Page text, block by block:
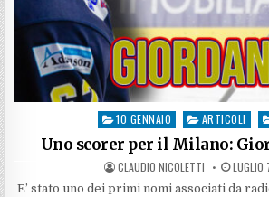
Posted
10 GENNAIO ARTICOLI
Uno scorer per il Milano:
AUTHOR:
CLAUDIO NICOLETTI
DATE:
E’ stato uno dei primi nomi associati da